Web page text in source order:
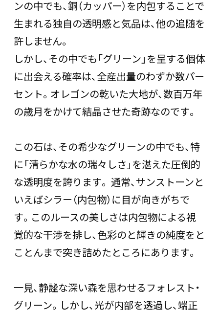
ンの中でも、銅（カッパー）を内包することで
生まれる独自の透明感と気品は、他の追随を
許しません。
しかし、その中でも「グリーン」を呈する個体
に出会える確率は、全産出量のわずか数パー
セント。オレゴンの乾いた大地が、数百万年
の歳月をかけて結晶させた奇跡なのです。
この石は、その希少なグリーンの中でも、特
に「清らかな水の瑞々しさ」を湛えた圧倒的
な透明度を誇ります。 通常、サンストーンと
いえばシラー（内包物）に目が向きがちで
す。このルースの美しさは内包物による視
覚的な干渉を排し、色彩のと輝きの純度をと
ことんまで突き詰めたところにあります。
一見、静謐な深い森を思わせるフォレスト・
グリーン。しかし、光が内部を透過し、端正